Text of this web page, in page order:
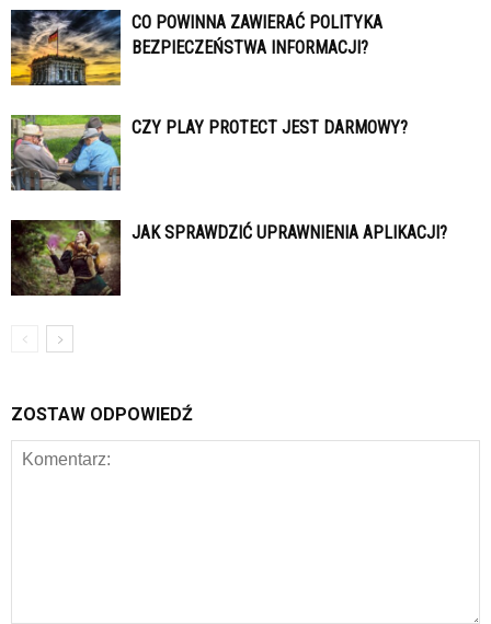
CO POWINNA ZAWIERAĆ POLITYKA
BEZPIECZEŃSTWA INFORMACJI?
CZY PLAY PROTECT JEST DARMOWY?
JAK SPRAWDZIĆ UPRAWNIENIA APLIKACJI?
ZOSTAW ODPOWIEDŹ